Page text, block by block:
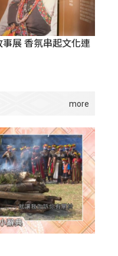
展 香氛串起文化連